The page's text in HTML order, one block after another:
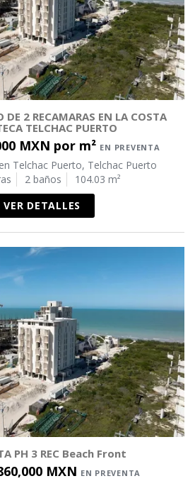
DE 2 RECAMARAS EN LA COSTA
TELCHAC PUERTO
MXN por m² EN PREVENTA
Telchac Puerto, Telchac Puerto
2 baños
104.03 m²
VER DETALLES
PH 3 REC Beach Front
MXN EN PREVENTA